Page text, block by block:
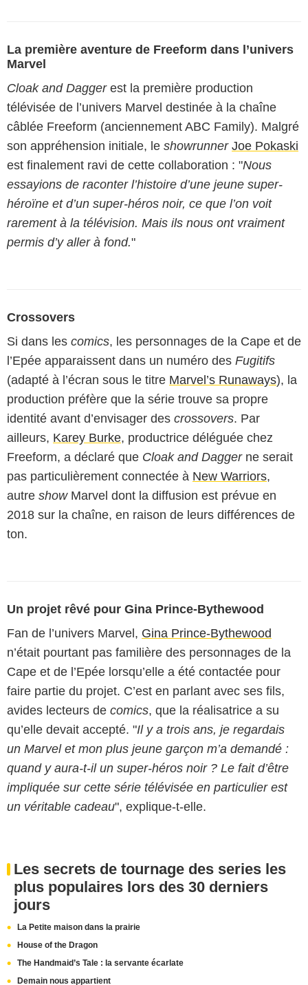
La première aventure de Freeform dans l’univers
Marvel
Cloak and Daggerest la première production
télévisée de l’univers Marvel destinée à la chaîne
câblée Freeform (anciennement ABC Family). Malgré
son appréhension initiale, le showrunner Joe Pokaski
est finalement ravi de cette collaboration : "Nous
essayions de raconter l’histoire d’une jeune super-
héroïne et d’un super-héros noir, ce que l’on voit
rarement à la télévision. Mais ils nous ont vraiment
permis d’y aller à fond."
Crossovers
Si dans les comics, les personnages de la Cape et de
l’Epée apparaissent dans un numéro des Fugitifs
(adapté à l’écran sous le titre Marvel’s Runaways), la
production préfère que la série trouve sa propre
identité avant d’envisager des crossovers. Par
ailleurs, Karey Burke, productrice déléguée chez
Freeform, a déclaré que Cloak and Daggerne serait
pas particulièrement connectée à New Warriors,
autre showMarvel dont la diffusion est prévue en
2018 sur la chaîne, en raison de leurs différences de
ton.
Un projet rêvé pour Gina Prince-Bythewood
Fan de l’univers Marvel, Gina Prince-Bythewood
n’était pourtant pas familière des personnages de la
Cape et de l’Epée lorsqu’elle a été contactée pour
faire partie du projet. C’est en parlant avec ses fils,
avides lecteurs de comics, que la réalisatrice a su
qu’elle devait accepté. "Il y a trois ans, je regardais
un Marvel et mon plus jeune garçon m’a demandé :
quand y aura-t-il un super-héros noir ? Le fait d’être
impliquée sur cette série télévisée en particulier est
un véritable cadeau", explique-t-elle.
Les secrets de tournage des series les
plus populaires lors des 30 derniers
jours
La Petite maison dans la prairie
House of the Dragon
The Handmaid’s Tale : la servante écarlate
Demain nous appartient